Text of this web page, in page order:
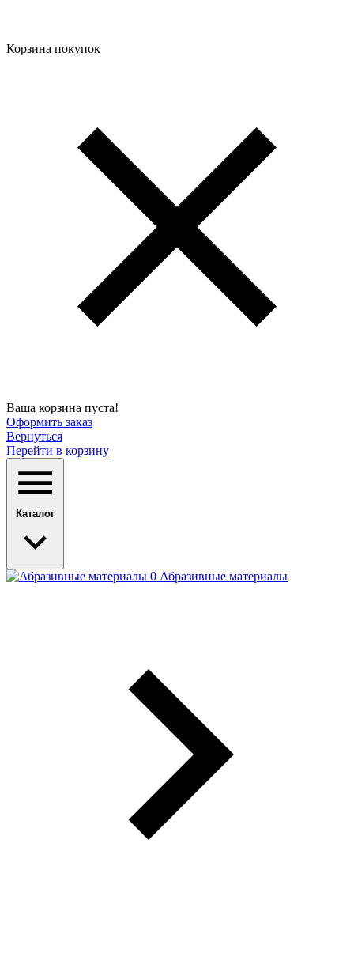
Корзина покупок
Ваша корзина пуста!
Оформить заказ
Вернуться
Перейти в корзину
Каталог
Абразивные материалы